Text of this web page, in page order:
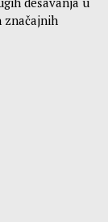
značajnih